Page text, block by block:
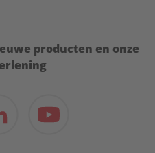
producten en onze